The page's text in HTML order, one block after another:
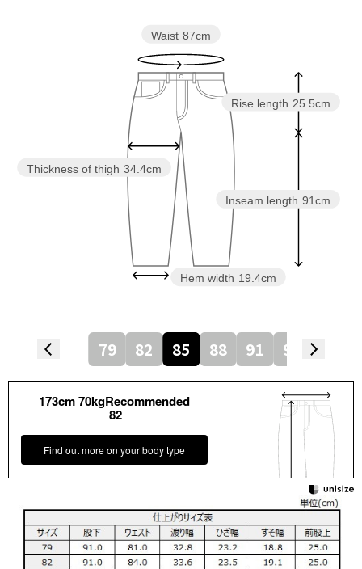
Inseam length 91cm
Rise length 25.5cm
Hem width 19.4cm
Thickness of thigh 34.4cm
Waist 87cm
79 82 85 88 91 94
173cm 70kgRecommended
82
Find out more on your body type